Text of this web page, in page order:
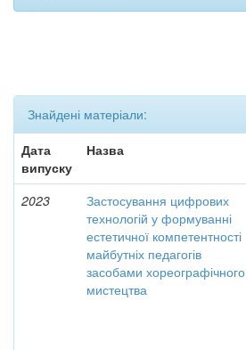
Знайдені матеріали:
Дата
випуску
Назва
2023
Застосування цифрових
технологій у формуванні
естетичної компетентності
майбутніх педагогів
засобами хореографічного
мистецтва